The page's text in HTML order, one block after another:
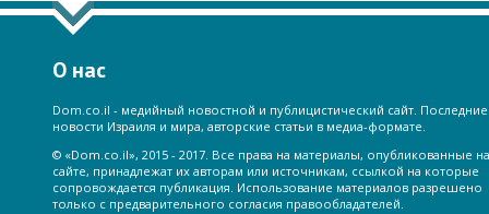
О нас
Dom.co.il - медийный новостной и публицистический сайт. Последние
новости Израиля и мира, авторские статьи в медиа-формате.
© «Dom.co.il», 2015 - 2017. Все права на материалы, опубликованные на
сайте, принадлежат их авторам или источникам, ссылкой на которые
сопровождается публикация. Использование материалов разрешено
только с предварительного согласия правообладателей.